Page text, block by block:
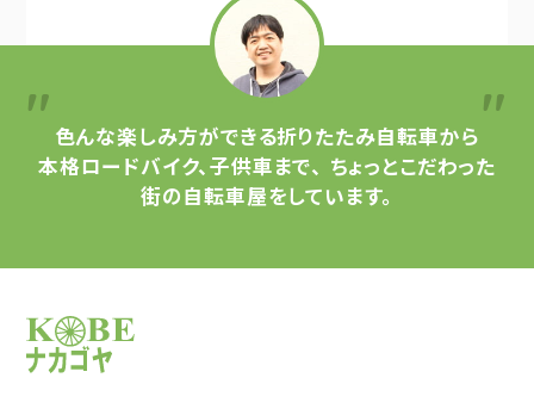
色んな楽しみ方ができる折りたたみ自転車から
本格ロードバイク、子供車まで、 ちょっとこだわった
街の自転車屋をしています。
サイクルショップナカゴヤ